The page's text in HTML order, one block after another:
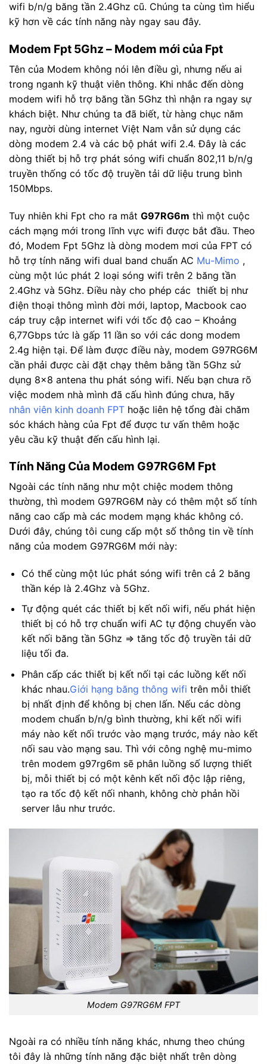
wifi b/n/g băng tần 2.4Ghz cũ. Chúng ta cùng tìm hiểu
kỹ hơn về các tính năng này ngay sau đây.
Modem Fpt 5Ghz – Modem mới của Fpt
Tên của Modem không nói lên điều gì, nhưng nếu ai
trong nganh kỹ thuật viên thông. Khi nhắc đến dòng
modem wifi hỗ trợ băng tần 5Ghz thì nhận ra ngay sự
khách biệt. Như chúng ta đã biết, từ hàng chục năm
nay, người dùng internet Việt Nam vẫn sử dụng các
dòng modem 2.4 và các bộ phát wifi 2.4. Đây là các
dòng thiết bị hỗ trợ phát sóng wifi chuẩn 802,11 b/n/g
truyền thống có tốc độ truyền tải dữ liệu trung bình
150Mbps.
Tuy nhiên khi Fpt cho ra mắt G97RG6m thì một cuộc
cách mạng mới trong lĩnh vực wifi được bắt đầu. Theo
đó, Modem Fpt 5Ghz là dòng modem mơi của FPT có
hỗ trợ tính năng wifi dual band chuẩn AC Mu-Mimo ,
cùng một lúc phát 2 loại sóng wifi trên 2 băng tần
2.4Ghz và 5Ghz. Điều này cho phép các thiết bị như
điện thoại thông mình đời mới, laptop, Macbook cao
cáp truy cập internet wifi với tốc độ cao – Khoảng
6,77Gbps tức là gấp 11 lần so với các dong modem
2.4g hiện tại. Để làm được điều này, modem G97RG6M
cần phải được cài đặt chạy thêm bằng tần 5Ghz sử
dụng 8×8 antena thu phát sóng wifi. Nếu bạn chưa rõ
việc modem nhà mình đã cấu hình đúng chưa, hãy
nhân viên kinh doanh FPT hoặc liên hệ tổng đài chăm
sóc khách hàng của Fpt để được tư vấn thêm hoặc
yêu cầu kỹ thuật đến cấu hình lại.
Tính Năng Của Modem G97RG6M Fpt
Ngoài các tính năng như một chiệc modem thông
thường, thì modem G97RG6M này có thêm một số tính
năng cao cấp mà các modem mạng khác không có.
Dưới đây, chúng tôi cung cấp một số thông tin về tính
năng của modem G97RG6M mới này:
Có thể cùng một lúc phát sóng wifi trên cả 2 băng
thần kép là 2.4Ghz và 5Ghz.
Tự động quét các thiết bị kết nối wifi, nếu phát hiện
thiết bị có hỗ trợ chuẩn wifi AC tự động chuyển vào
kết nối băng tần 5Ghz => tăng tốc độ truyền tải dữ
liệu tối đa.
Phân cấp các thiết bị kết nối tại các luồng kết nối
khác nhau.Giới hạng băng thông wifi trên mỗi thiết
bị nhất định để không bị chen lấn. Nếu các dòng
modem chuẩn b/n/g bình thường, khi kết nối wifi
máy nào kết nối trước vào mạng trước, máy nào kết
nối sau vào mạng sau. Thì với công nghệ mu-mimo
trên modem g97rg6m sẽ phân luồng số lượng thiết
bị, mỗi thiết bị có một kênh kết nối độc lập riêng,
tạo ra tốc độ kết nối nhanh, không chờ phản hồi
server lâu như trước.
Modem G97RG6M FPT
Ngoài ra có nhiều tính năng khác, nhưng theo chúng
tôi đây là những tính năng đặc biệt nhất trên dòng